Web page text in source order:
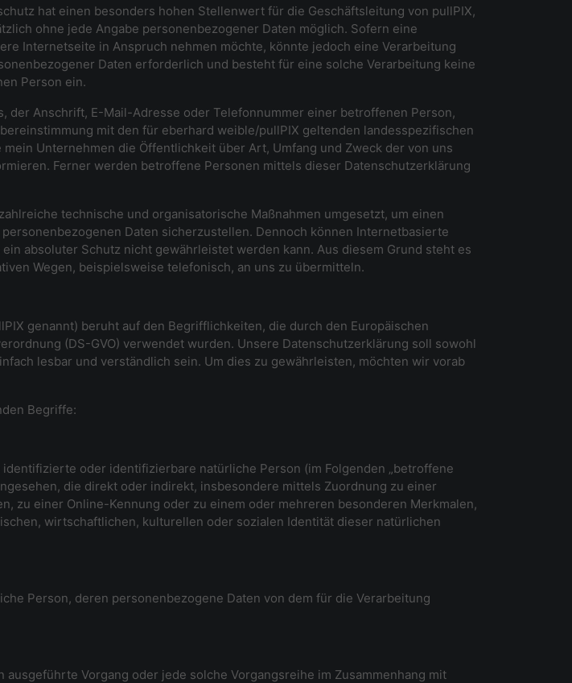
hat einen besonders hohen Stellenwert für die Geschäftsleitung von pullPIX,
ohne jede Angabe personenbezogener Daten möglich. Sofern eine
Internetseite in Anspruch nehmen möchte, könnte jedoch eine Verarbeitung
Daten erforderlich und besteht für eine solche Verarbeitung keine
Person ein.
der Anschrift, E-Mail-Adresse oder Telefonnummer einer betroffenen Person,
mit den für eberhard weible/pullPIX geltenden landesspezifischen
Unternehmen die Öffentlichkeit über Art, Umfang und Zweck der von uns
Ferner werden betroffene Personen mittels dieser Datenschutzerklärung
technische und organisatorische Maßnahmen umgesetzt, um einen
Daten sicherzustellen. Dennoch können Internetbasierte
absoluter Schutz nicht gewährleistet werden kann. Aus diesem Grund steht es
Wegen, beispielsweise telefonisch, an uns zu übermitteln.
genannt) beruht auf den Begrifflichkeiten, die durch den Europäischen
(DS-GVO) verwendet wurden. Unsere Datenschutzerklärung soll sowohl
lesbar und verständlich sein. Um dies zu gewährleisten, möchten wir vorab
Begriffe:
oder identifizierbare natürliche Person (im Folgenden „betroffene
die direkt oder indirekt, insbesondere mittels Zuordnung zu einer
zu einer Online-Kennung oder zu einem oder mehreren besonderen Merkmalen,
wirtschaftlichen, kulturellen oder sozialen Identität dieser natürlichen
Person, deren personenbezogene Daten von dem für die Verarbeitung
Vorgang oder jede solche Vorgangsreihe im Zusammenhang mit